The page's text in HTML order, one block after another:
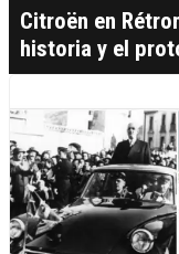
Citroën en
historia y el